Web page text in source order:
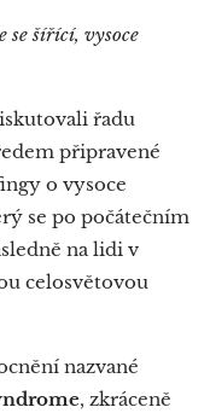
se šířící, vysoce
řadu
připravené
o vysoce
se po počátečním
na lidi v
celosvětovou
nazvané
, zkráceně